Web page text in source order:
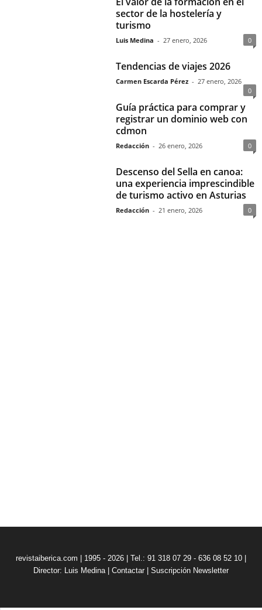
sector de la hostelería y
turismo
Luis Medina - 27 enero, 2026 0
Tendencias de viajes 2026
Carmen Escarda Pérez - 27 enero, 2026
0
Guía práctica para comprar y
registrar un dominio web con
cdmon
Redacción - 26 enero, 2026 0
Descenso del Sella en canoa:
una experiencia imprescindible
de turismo activo en Asturias
Redacción - 21 enero, 2026 0
revistaiberica.com | 1995 - 2026 | Tel.: 91 318 07 29 - 636 08 52 10 |
Director: Luis Medina| Contactar Suscripción Newsletter